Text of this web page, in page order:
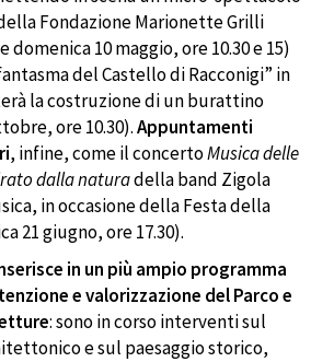
Fondazione Marionette Grilli
domenica 10 maggio, ore 10.30 e 15)
del Castello di Racconigi” in
la costruzione di un burattino
ore 10.30).Appuntamenti
, infine, come il concertoMusica delle
dalla naturadella band Zigola
in occasione della Festa della
21 giugno, ore 17.30).
in un più ampio programma
e valorizzazione del Parco e
: sono in corso interventi sul
e sul paesaggio storico,